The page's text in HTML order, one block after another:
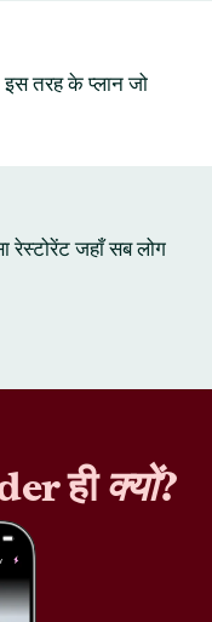
तरह के प्लान जो
रेस्टोरेंट जहाँ सब लोग
हीक्यों?